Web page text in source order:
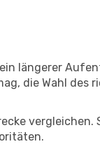
längerer
die Wahl des